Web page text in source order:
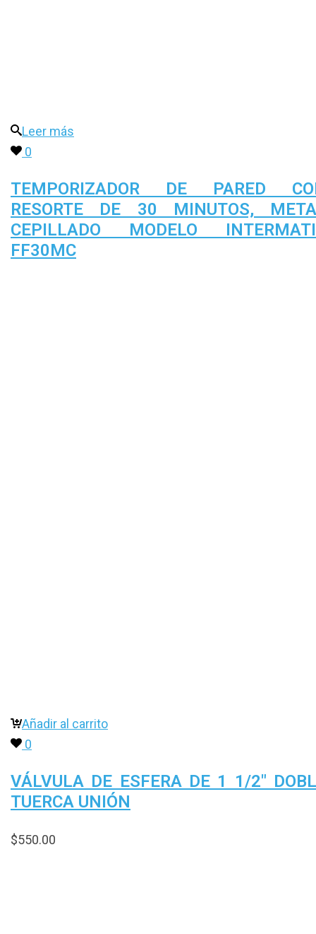
Leer más
0
TEMPORIZADOR DE PARED
RESORTE DE 30 MINUTOS,
CEPILLADO MODELO
FF30MC
Añadir al carrito
0
VÁLVULA DE ESFERA DE 1 1/2″
TUERCA UNIÓN
$550.00